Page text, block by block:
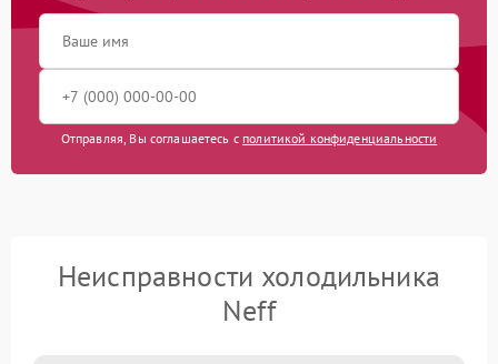
Отправляя, Вы соглашаетесь с политикой конфиденциальности
Неисправности холодильника
Neff